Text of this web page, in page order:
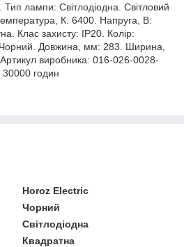
лампи: Світлодіодна. Світловий
К: 6400. Напруга, В:
Клас захисту: IP20. Колір:
Довжина, мм: 283. Ширина,
виробника: 016-026-0028-
30000 годин
Horoz Electric
Чорний
Світлодіодна
Квадратна